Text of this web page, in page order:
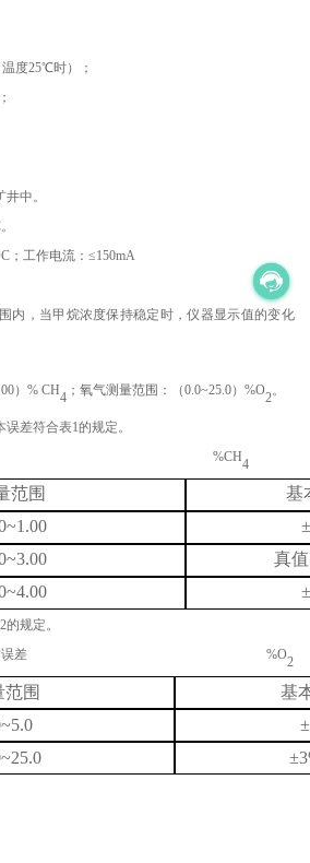
度25℃时）；
中。
；工作电流：≤150mA
内，当甲烷浓度保持稳定时，仪器显示值的变化
）% CH
4
；氧气测量范围：（0.0~25.0）%O
2
。
差符合表1的规定。
误差 %CH
4
范围
基
真
2的规定。
本误差 %O
2
范围
基